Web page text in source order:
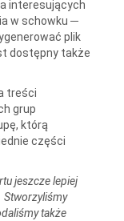
interesujących
w schowku ─
plik
dostępny także
treści
grup
którą
części
jeszcze lepiej
Stworzyliśmy
także